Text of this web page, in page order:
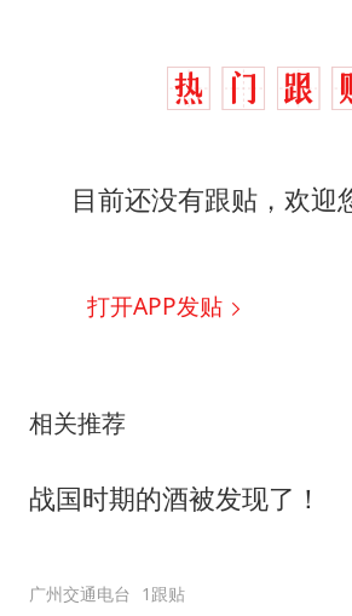
目前还没有跟贴，欢迎
打开APP发贴
相关推荐
战国时期的酒被发现了！
广州交通电台 1跟贴